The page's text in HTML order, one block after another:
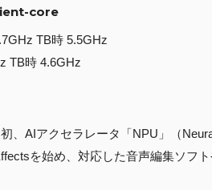
core
TB時 5.5GHz
TB時 4.6GHz
、AIアクセラレータ「NPU」（
を始め、対応した音声編集ソフ